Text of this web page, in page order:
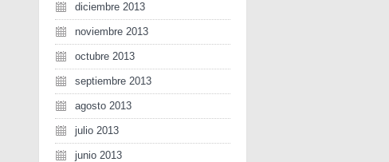
diciembre 2013
noviembre 2013
octubre 2013
septiembre 2013
agosto 2013
julio 2013
junio 2013